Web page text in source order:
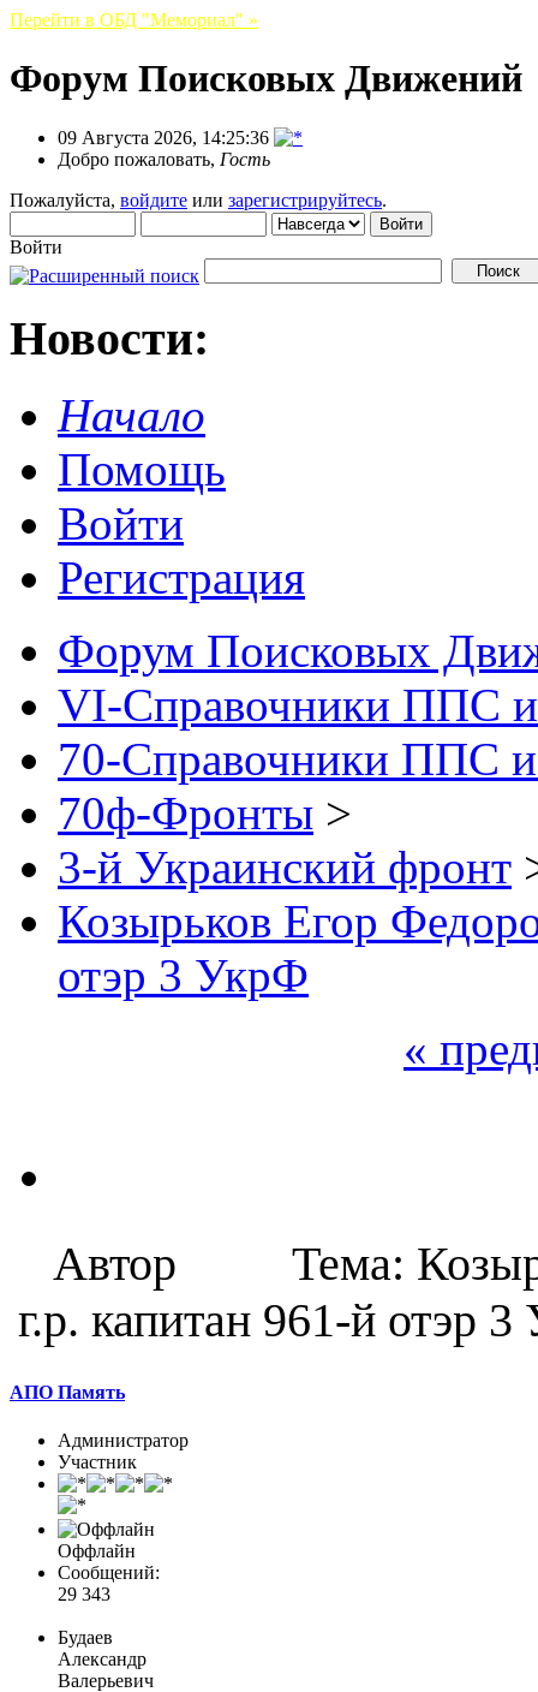
Перейти в ОБД "Мемориал" »
Форум Поисковых Движений
09 Августа 2026, 14:25:36
Добро пожаловать, Гость
Пожалуйста, войдите или зарегистрируйтесь.
Войти
Новости:
Начало
Помощь
Войти
Регистрация
Форум Поисковых
VI-Справочники ППС
70-Справочники ППС
70ф-Фронты >
3-й Украинский фронт
Козырьков Егор
отэр 3 УкрФ
«
Автор
Тема:
г.р. капитан 961-й отэр
АПО Память
Администратор
Участник
Оффлайн
Сообщений:
29 343
Будаев
Александр
Валерьевич